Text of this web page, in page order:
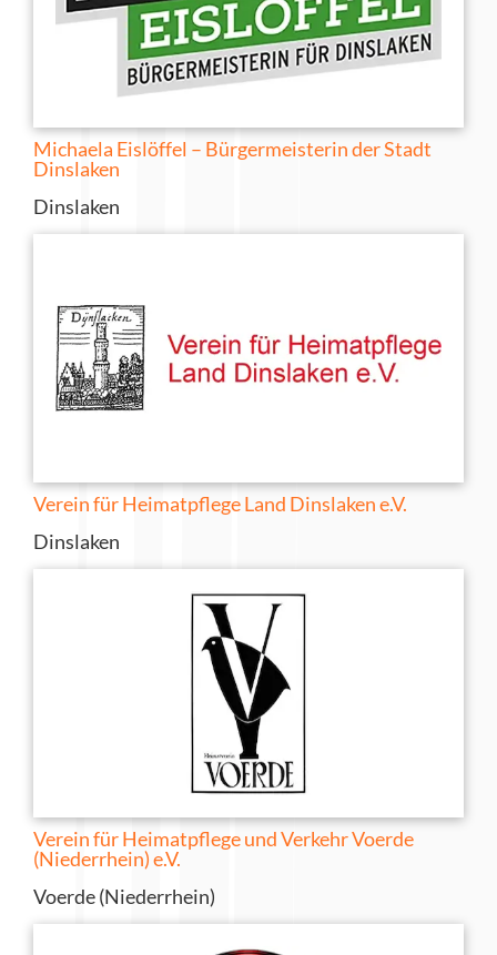
Michaela Eislöffel – Bürgermeisterin der Stadt
Dinslaken
Dinslaken
Verein für Heimatpflege Land Dinslaken e.V.
Dinslaken
Verein für Heimatpflege und Verkehr Voerde
(Niederrhein) e.V.
Voerde (Niederrhein)